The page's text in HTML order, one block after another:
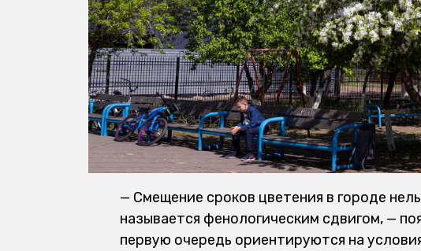
— Смещение сроков цветения в городе
называется фенологическим сдвигом, —
первую очередь ориентируются на